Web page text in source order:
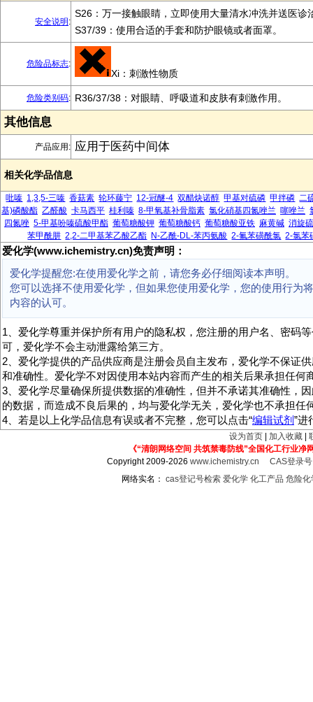
安全说明 :
S26：万一接触眼睛，立即使用大量清水冲洗并送医诊
S37/39：使用合适的手套和防护眼镜或者面罩。
危险品标志:
Xi：刺激性物质
危险类别码: R36/37/38：对眼睛、呼吸道和皮肤有刺激作用。
其他信息
产品应用: 应用于医药中间体
相关化学品信息
吡嗪 1,3,5-三嗪 香菇素 轮环藤宁 12-冠醚-4 双醋炔诺醇 甲基对硫磷 甲拌磷 二
基)磷酸酯 乙醛酸 卡马西平 桂利嗪 8-甲氧基补骨脂素 氯化硝基四氮唑兰 噻唑兰
四氮唑 5-甲基吩嗪硫酸甲酯 葡萄糖酸钾 葡萄糖酸钙 葡萄糖酸亚铁 麻黄碱 消旋
苯甲酰肼 2,2-二甲基苯乙酸乙酯 N-乙酰-DL-苯丙氨酸 2-氟苯磺酰氯 2-氯苯
爱化学(www.ichemistry.cn)免责声明：
爱化学提醒您:在使用爱化学之前，请您务必仔细阅读本声明。
您可以选择不使用爱化学，但如果您使用爱化学，您的使用行为
内容的认可。
1、爱化学尊重并保护所有用户的隐私权，您注册的用户名、密码
可，爱化学不会主动泄露给第三方。
2、爱化学提供的产品供应商是注册会员自主发布，爱化学不保证
和准确性。爱化学不对因使用本站内容而产生的相关后果承担任何
3、爱化学尽量确保所提供数据的准确性，但并不承诺其准确性，
的数据，而造成不良后果的，均与爱化学无关，爱化学也不承担任
4、若是以上化学品信息有误或者不完整，您可以点击“编辑试剂”进
设为首页 加入收藏
《“清朗网络空间 共筑禁毒防线”全国化工行业净
Copyright 2009-2026www.ichemistry.cn
CAS登录
网络实名： cas登记号检索 爱化学 化工产品 危险化